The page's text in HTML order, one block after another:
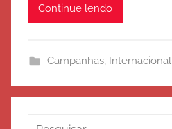
Continue lendo
Campanhas, Internacional
Pesquisar